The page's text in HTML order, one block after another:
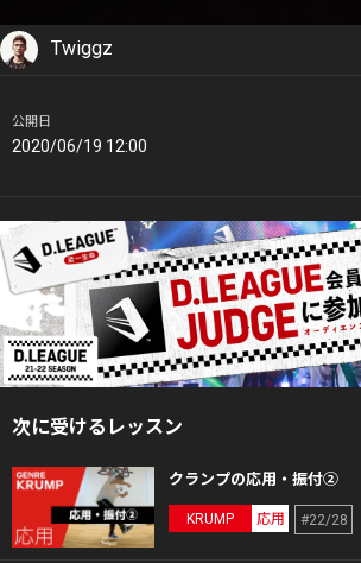
Twiggz
公開日
2020/06/19 12:00
次に受けるレッスン
クランプの応用・振付②
KRUMP 応用 #22/28